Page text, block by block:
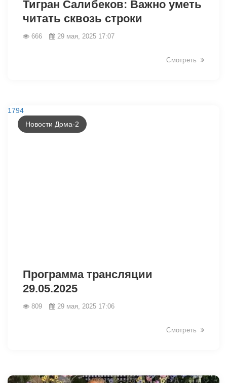
Тигран Салибеков: Важно уметь
читать сквозь строки
666 29 мая, 2025 17:07
Смотреть
1794
Новости Дома-2
Программа трансляции
29.05.2025
809 29 мая, 2025 17:06
Смотреть